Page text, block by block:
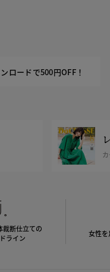
ロードで500円OFF！
断仕立ての
ライン
女性